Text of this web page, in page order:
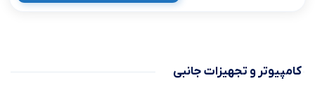
بارگزاری محصولات بیشتر